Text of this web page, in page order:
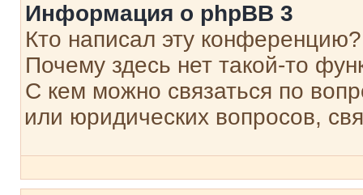
Информация о phpBB 3
Кто написал эту конференцию?
Почему здесь нет такой-то
С кем можно связаться по
или юридических вопросов,